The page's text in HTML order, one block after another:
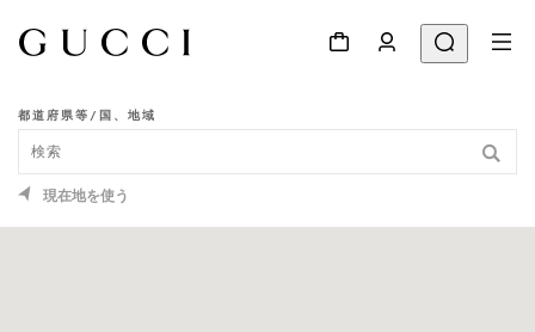
ショップ検索
都道府県等/国、地域
現在地を使う